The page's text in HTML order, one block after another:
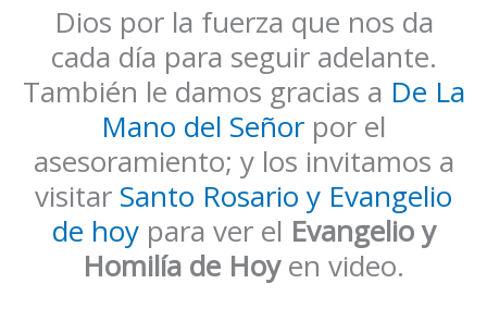
Dios por la fuerza que nos da
cada día para seguir adelante.
También le damos gracias a De La
Mano del Señor por el
asesoramiento; y los invitamos a
visitar Santo Rosario y Evangelio
de hoypara ver el Evangelio y
Homilía de Hoyen video.